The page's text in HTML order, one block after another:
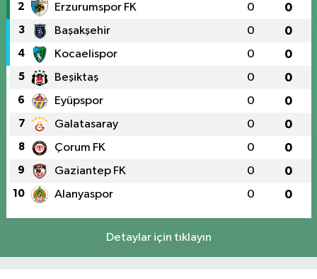
2 Erzurumspor FK 0 0
3 Başakşehir 0 0
4 Kocaelispor 0 0
5 Beşiktaş 0 0
6 Eyüpspor 0 0
7 Galatasaray 0 0
8 Çorum FK 0 0
9 Gaziantep FK 0 0
10 Alanyaspor 0 0
Detaylar için tıklayın